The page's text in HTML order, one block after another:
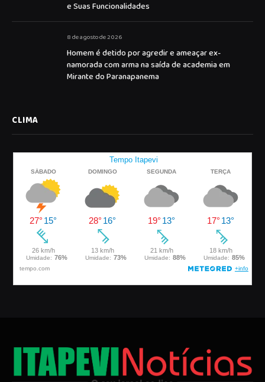
e Suas Funcionalidades
8 de agosto de 2026
Homem é detido por agredir e ameaçar ex-
namorada com arma na saída de academia em
Mirante do Paranapanema
CLIMA